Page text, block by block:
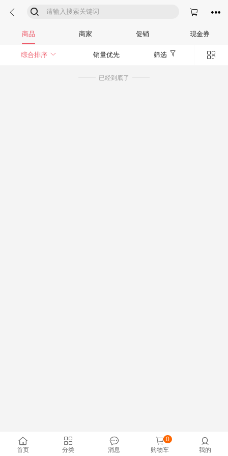
  

商品 商家 促销 现金券
综合排序  销量优先 筛选 
已经到底了

首页

分类

消息

购物车
0 
我的